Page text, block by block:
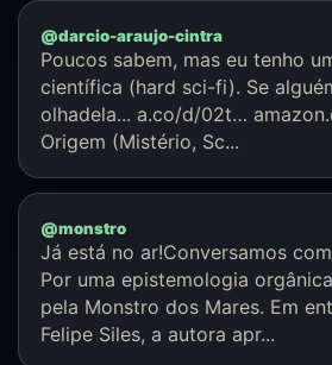
@darcio-araujo-cintra
Poucos sabem, mas eu tenho
científica (hard sci-fi). Se
olhadela... a.co/d/02t…
Origem (Mistério, Sc...
@monstro
Já está no ar!Conversamos
Por uma epistemologia
pela Monstro dos Mares. Em
Felipe Siles, a autora apr...